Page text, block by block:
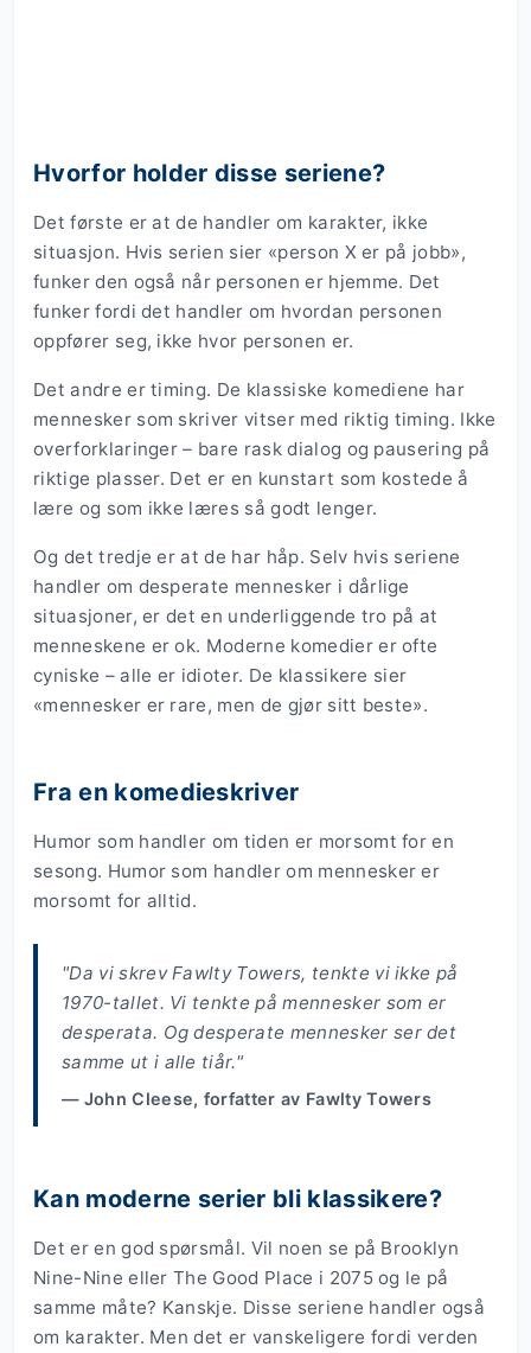
Hvorfor holder disse seriene?
Det første er at de handler om karakter, ikke
situasjon. Hvis serien sier «person X er på jobb»,
funker den også når personen er hjemme. Det
funker fordi det handler om hvordan personen
oppfører seg, ikke hvor personen er.
Det andre er timing. De klassiske komediene har
mennesker som skriver vitser med riktig timing. Ikke
overforklaringer – bare rask dialog og pausering på
riktige plasser. Det er en kunstart som kostede å
lære og som ikke læres så godt lenger.
Og det tredje er at de har håp. Selv hvis seriene
handler om desperate mennesker i dårlige
situasjoner, er det en underliggende tro på at
menneskene er ok. Moderne komedier er ofte
cyniske – alle er idioter. De klassikere sier
«mennesker er rare, men de gjør sitt beste».
Fra en komedieskriver
Humor som handler om tiden er morsomt for en
sesong. Humor som handler om mennesker er
morsomt for alltid.
"Da vi skrev Fawlty Towers, tenkte vi ikke på
1970-tallet. Vi tenkte på mennesker som er
desperata. Og desperate mennesker ser det
samme ut i alle tiår."
— John Cleese, forfatter av Fawlty Towers
Kan moderne serier bli klassikere?
Det er en god spørsmål. Vil noen se på Brooklyn
Nine-Nine eller The Good Place i 2075 og le på
samme måte? Kanskje. Disse seriene handler også
om karakter. Men det er vanskeligere fordi verden